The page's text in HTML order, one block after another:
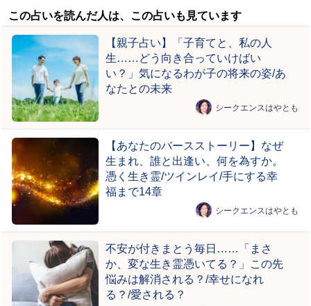
この占いを読んだ人は、この占いも見ています
【親子占い】「子育てと、私の人
生……どう向き合っていけばい
い？」気になるわが子の将来の姿/あ
なたとの未来
シークエンスはやとも
【あなたのバースストーリー】なぜ
生まれ、誰と出逢い、何を為すか。
憑く生き霊/ツインレイ/手にする幸
福まで14章
シークエンスはやとも
不安が付きまとう毎日……「まさ
か、変な生き霊憑いてる？」この先
悩みは解消される？/幸せになれ
る？/愛される？